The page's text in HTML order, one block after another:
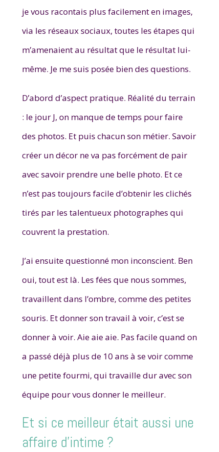
je vous racontais plus facilement en images,
via les réseaux sociaux, toutes les étapes qui
m’amenaient au résultat que le résultat lui-
même. Je me suis posée bien des questions.
D’abord d’aspect pratique. Réalité du terrain
: le jour J, on manque de temps pour faire
des photos. Et puis chacun son métier. Savoir
créer un décor ne va pas forcément de pair
avec savoir prendre une belle photo. Et ce
n’est pas toujours facile d’obtenir les clichés
tirés par les talentueux photographes qui
couvrent la prestation.
J’ai ensuite questionné mon inconscient. Ben
oui, tout est là. Les fées que nous sommes,
travaillent dans l’ombre, comme des petites
souris. Et donner son travail à voir, c’est se
donner à voir. Aie aie aie. Pas facile quand on
a passé déjà plus de 10 ans à se voir comme
une petite fourmi, qui travaille dur avec son
équipe pour vous donner le meilleur.
Et si ce meilleur était aussi une
affaire d’intime ?